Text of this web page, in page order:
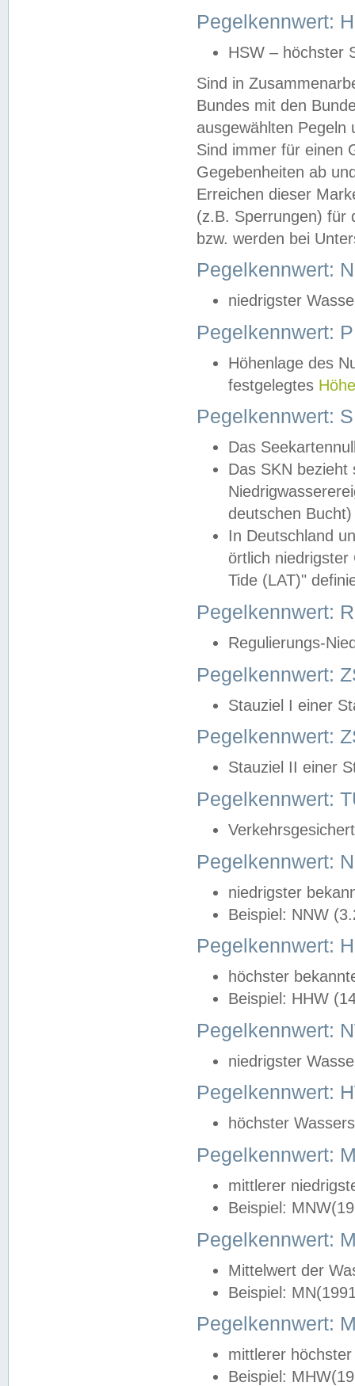
Pegelkennwert:
HSW – höchster
Sind in
Bundes mit den
ausgewählten
Sind immer für einen
Gegebenheiten ab
Erreichen dieser
(z.B. Sperrungen) für
bzw. werden bei
Pegelkennwert:
niedrigster
Pegelkennwert:
Höhenlage des
festgelegtes
Pegelkennwert:
Das
Das SKN
deutschen
In Deutschland
örtlich
Tide (LAT)"
Pegelkennwert:
Regulierungs-
Pegelkennwert:
Stauziel I einer
Pegelkennwert:
Stauziel II einer
Pegelkennwert:
Pegelkennwert:
niedrigster
Beispiel: NNW
Pegelkennwert:
höchster
Beispiel: HHW
Pegelkennwert:
niedrigster
Pegelkennwert:
höchster
Pegelkennwert:
mittlerer
Beispiel:
Pegelkennwert:
Mittelwert der
Beispiel:
Pegelkennwert:
mittlerer
Beispiel: